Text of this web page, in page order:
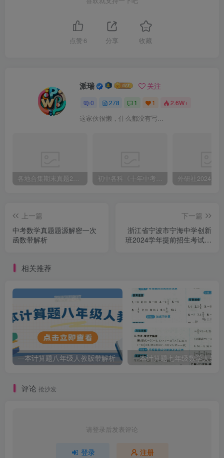
点赞 6 分享 收藏
派瑞 关注
0 278 1 1 2.6W+
这家伙很懒，什么都没有写...
各地合集期末真题2023-2024学年第一学期九年级英语期末试卷（含听力和答案） 初中各科《十年中考真题》2013-2024历年中考真题
上一篇
中考数学真题题源解密一次
函数带解析
下一篇
浙江省宁波市宁海中学创新
班2024学年提前招生考试数
相关推荐
一本计算题八年级人教版带解析 一本计算题七年级数学人教版
评论 抢沙发
请登录后发表评论
登录 注册